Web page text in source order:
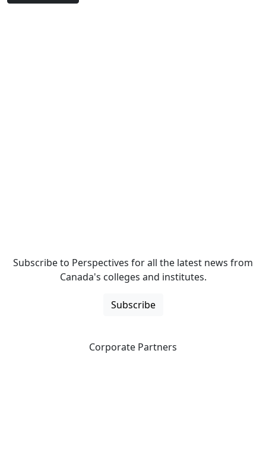
Subscribe to Perspectives for all the latest news from
Canada's colleges and institutes.
Subscribe
Corporate Partners